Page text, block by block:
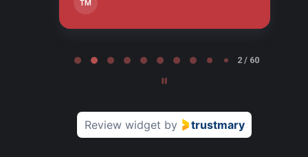
TM
2 / 60
Review widget by trustmary